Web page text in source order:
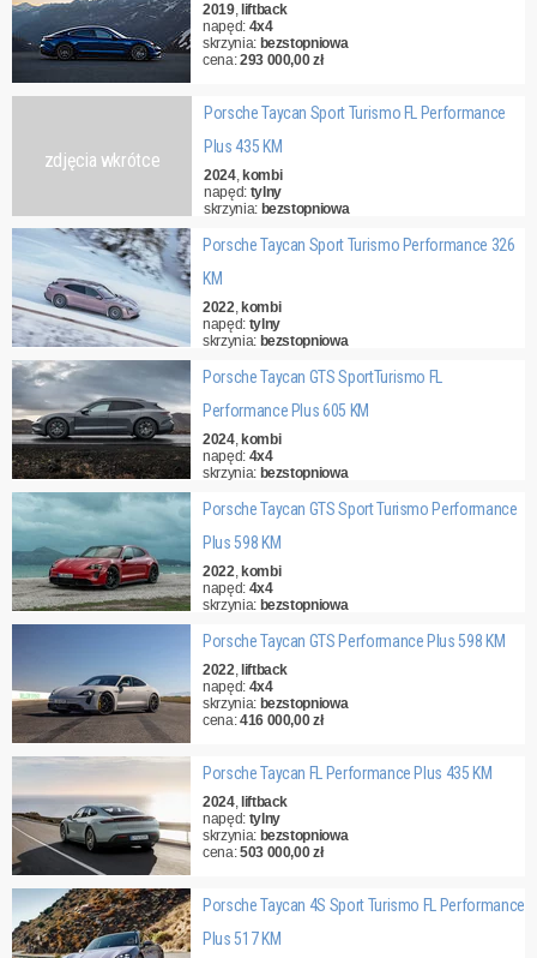
2019, liftback
napęd: 4x4
skrzynia: bezstopniowa
cena:293 000,00 zł
zdjęcia wkrótce
Porsche Taycan Sport Turismo FL Performance
Plus 435 KM
2024, kombi
napęd: tylny
skrzynia: bezstopniowa
cena:507 000,00 zł
Porsche Taycan Sport Turismo Performance 326
KM
2022, kombi
napęd: tylny
skrzynia: bezstopniowa
cena:312 000,00 zł
Porsche Taycan GTS SportTurismo FL
Performance Plus 605 KM
2024, kombi
napęd: 4x4
skrzynia: bezstopniowa
cena:661 000,00 zł
Porsche Taycan GTS Sport Turismo Performance
Plus 598 KM
2022, kombi
napęd: 4x4
skrzynia: bezstopniowa
cena:416 000,00 zł
Porsche Taycan GTS Performance Plus 598 KM
2022, liftback
napęd: 4x4
skrzynia: bezstopniowa
cena:416 000,00 zł
Porsche Taycan FL Performance Plus 435 KM
2024, liftback
napęd: tylny
skrzynia: bezstopniowa
cena:503 000,00 zł
Porsche Taycan 4S Sport Turismo FL Performance
Plus 517 KM